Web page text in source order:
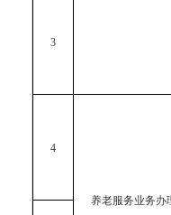
3
4
养老服务业务办